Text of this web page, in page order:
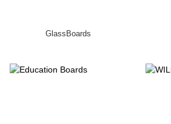
GlassBoards